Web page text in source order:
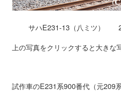
サハE231-13（八ミツ）
上の写真をクリックすると大きな
試作車のE231系900番代（元209